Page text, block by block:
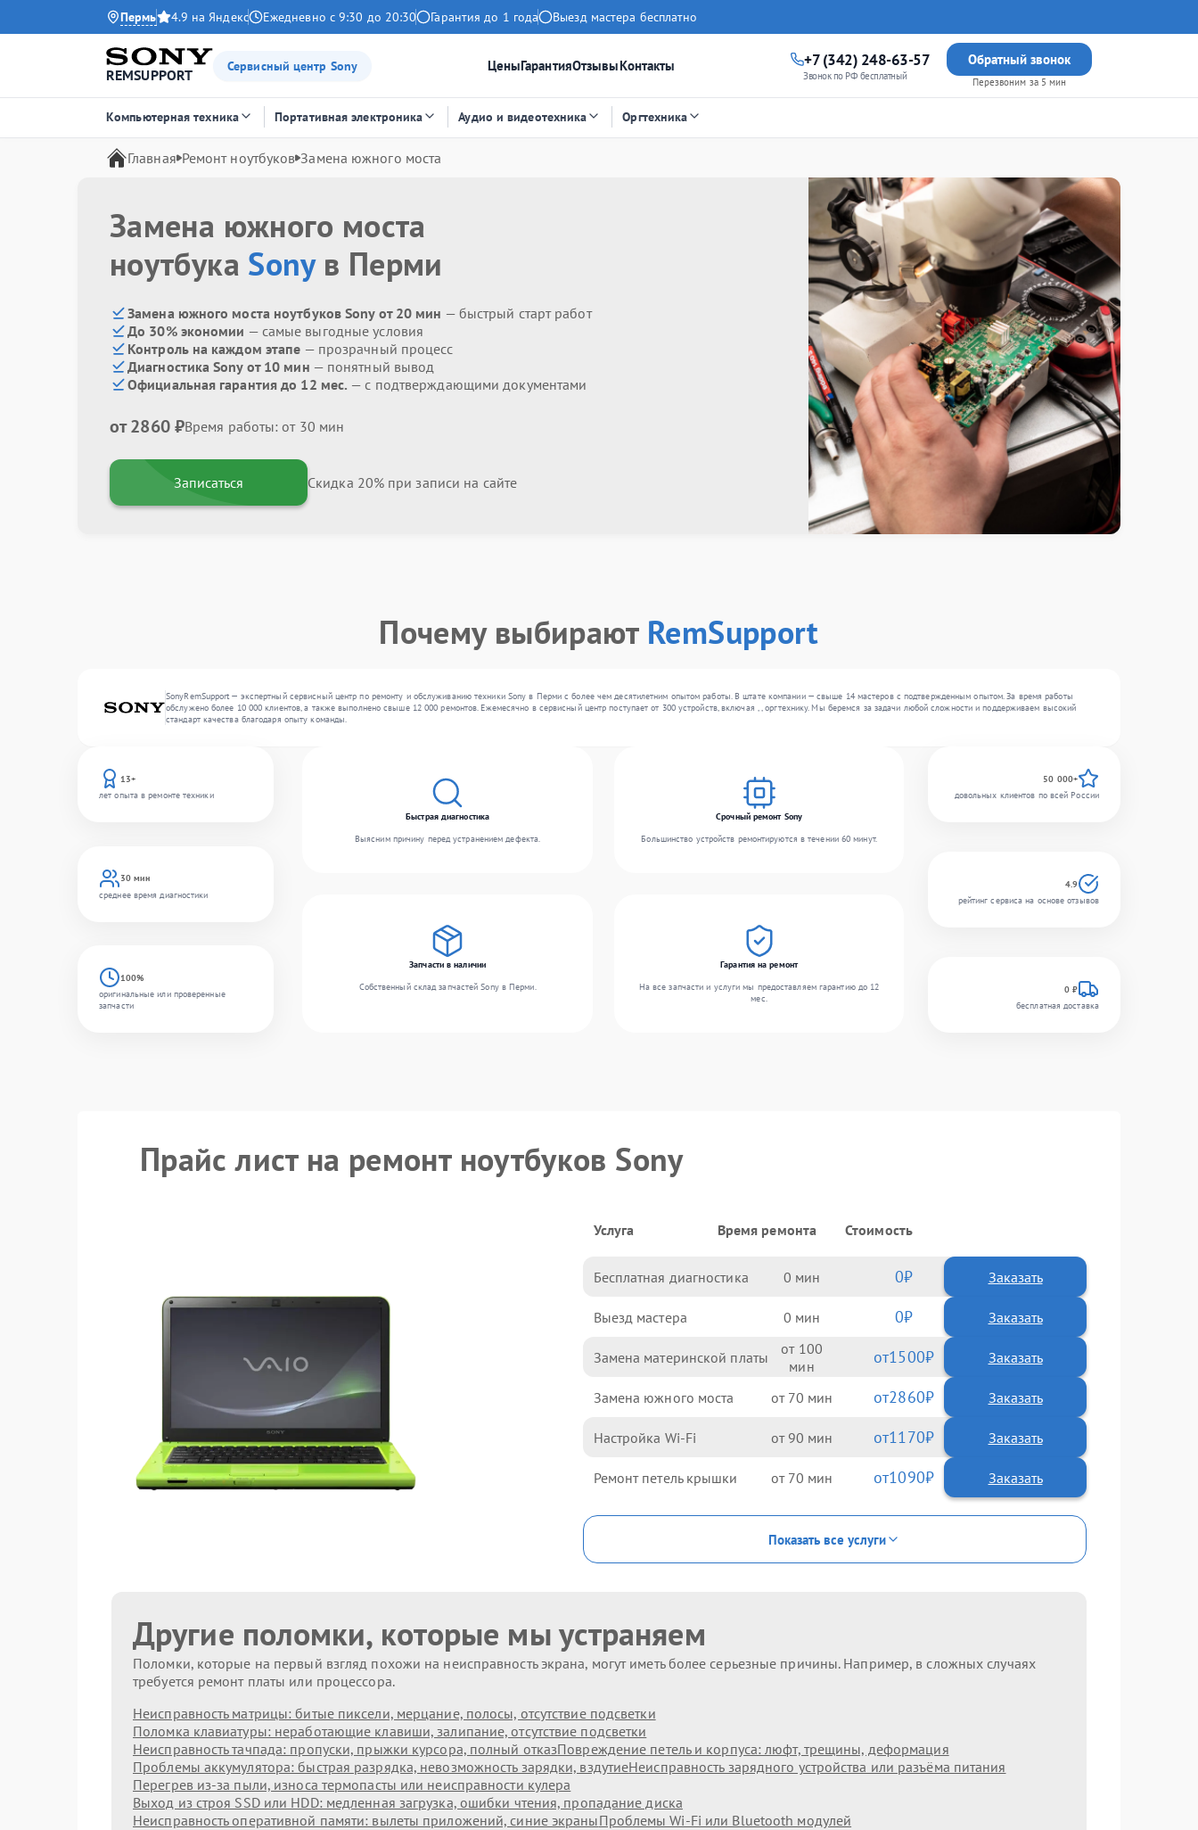
Пермь 4.9 на Яндекс Ежедневно с 9:30 до 20:30 Гарантия до 1 года Выезд мастера бесплатно
REMSUPPORT
Сервисный центр Sony ЦеныГарантияОтзывыКонтакты +7 (342) 248-63-57
Звонок по РФ бесплатный
Обратный звонок
Перезвоним за 5 мин
Компьютерная техника Портативная электроника Аудио и видеотехника Оргтехника
Главная Ремонт ноутбуков Замена южного моста
Замена южного моста
ноутбука Sonyв Перми
Замена южного моста ноутбуков Sony от 20 мин — быстрый старт работ
До 30% экономии — самые выгодные условия
Контроль на каждом этапе — прозрачный процесс
Диагностика Sony от 10 мин — понятный вывод
Официальная гарантия до 12 мес. — с подтверждающими документами
от 2860 ₽Время работы: от 30 мин
Записаться Скидка 20% при записи на сайте
Почему выбирают RemSupport
SonyRemSupport — экспертный сервисный центр по ремонту и обслуживанию техники Sony в Перми с более чем десятилетним опытом работы. В штате компании — свыше 14 мастеров с подтвержденным опытом. За время работы
обслужено более 10 000 клиентов, а также выполнено свыше 12 000 ремонтов. Ежемесячно в сервисный центр поступает от 300 устройств, включая , , оргтехнику. Мы беремся за задачи любой сложности и поддерживаем высокий
стандарт качества благодаря опыту команды.
13+
лет опыта в ремонте техники
30 мин
среднее время диагностики
100%
оригинальные или проверенные
запчасти
Быстрая диагностика
Выясним причину перед устранением дефекта.
Срочный ремонт Sony
Большинство устройств ремонтируются в течении 60 минут.
Запчасти в наличии
Собственный склад запчастей Sony в Перми.
Гарантия на ремонт
На все запчасти и услуги мы предоставляем гарантию до 12
мес.
50 000+
довольных клиентов по всей России
4.9
рейтинг сервиса на основе отзывов
0 ₽
бесплатная доставка
Прайс лист на ремонт ноутбуков Sony
Услуга Время ремонта Стоимость
Бесплатная диагностика 0 0 Заказать
Выезд мастера 0 0 Заказать
Замена материнской платы 100 1500
Замена южного моста 70 2860
Настройка Wi-Fi 90 1170
Ремонт петель крышки 70 1090
Показать все услуги
Другие поломки, которые мы устраняем
Поломки, которые на первый взгляд похожи на неисправность экрана, могут иметь более серьезные причины. Например, в сложных случаях
требуется ремонт платы или процессора.
Неисправность матрицы: битые пиксели, мерцание, полосы, отсутствие подсветки
Поломка клавиатуры: неработающие клавиши, залипание, отсутствие подсветки
Неисправность тачпада: пропуски, прыжки курсора, полный отказПовреждение петель и корпуса: люфт, трещины, деформация
Проблемы аккумулятора: быстрая разрядка, невозможность зарядки, вздутиеНеисправность зарядного устройства или разъёма питания
Перегрев из‑за пыли, износа термопасты или неисправности кулера
Выход из строя SSD или HDD: медленная загрузка, ошибки чтения, пропадание диска
Неисправность оперативной памяти: вылеты приложений, синие экраныПроблемы Wi‑Fi или Bluetooth модулей